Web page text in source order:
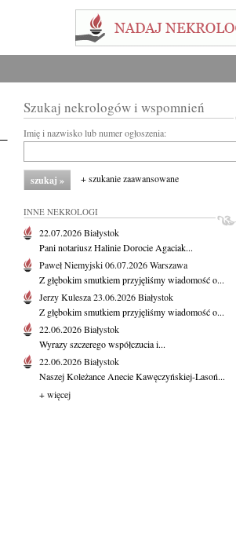
Szukaj nekrologów i wspomnień
Imię i nazwisko lub numer ogłoszenia:
+ szukanie zaawansowane
INNE NEKROLOGI
22.07.2026Białystok
Pani notariusz Halinie Dorocie Agaciak...
Paweł Niemyjski06.07.2026Warszawa
Z głębokim smutkiem przyjęliśmy wiadomość o...
Jerzy Kulesza23.06.2026Białystok
Z głębokim smutkiem przyjęliśmy wiadomość o...
22.06.2026Białystok
Wyrazy szczerego współczucia i...
22.06.2026Białystok
Naszej Koleżance Anecie Kawęczyńskiej-Lasoń...
+ więcej